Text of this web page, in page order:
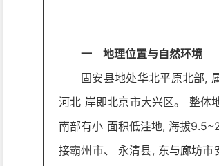
一 地理位置与自然环境
固安县地处华北平原北部,
河北 岸即北京市大兴区。 整体
南部有小 面积低洼地, 海拔
接霸州市、 永清县, 东与廊坊